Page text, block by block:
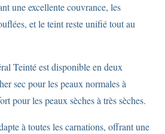
une excellente couvrance, les
et le teint reste unifié tout au
Teinté est disponible en deux
sec pour les peaux normales à
pour les peaux sèches à très sèches.
à toutes les carnations, offrant une